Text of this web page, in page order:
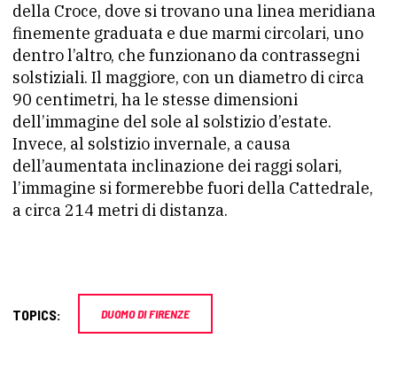
della Croce, dove si trovano una linea meridiana
finemente graduata e due marmi circolari, uno
dentro l’altro, che funzionano da contrassegni
solstiziali. Il maggiore, con un diametro di circa
90 centimetri, ha le stesse dimensioni
dell’immagine del sole al solstizio d’estate.
Invece, al solstizio invernale, a causa
dell’aumentata inclinazione dei raggi solari,
l’immagine si formerebbe fuori della Cattedrale,
a circa 214 metri di distanza.
TOPICS: DUOMO DI FIRENZE